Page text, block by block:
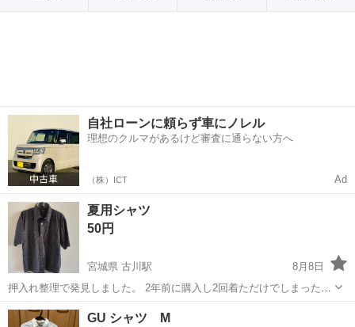
自社ローンに頼らず車にノレル
理想のクルマがあるけど審査に通らない方へ
（株）ICT Ad
夏用シャツ
50円
宮城県 古川駅
8月8日
押入れ整理で発見しました。 2年前に購入し2回着ただけでしまったも
のです。 クリーニング済みで、シミや破れなど有りません。 （サイ
ズ） Ｌ （デザイン） 写真を参照下さい ご興味ある方はぜひご連
宮城 大崎市
GU シャツ M